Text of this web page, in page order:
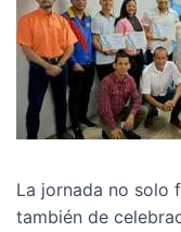
La jornada no solo
también de